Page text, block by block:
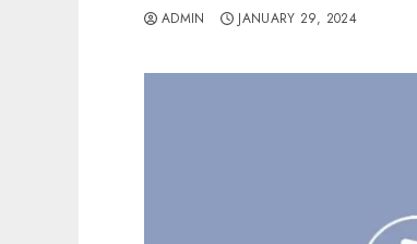
ADMIN JANUARY 29, 2024